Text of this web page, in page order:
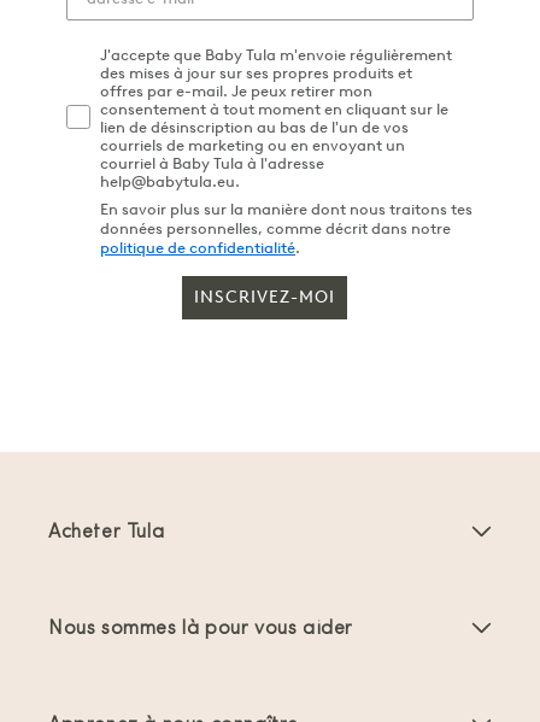
J'accepte que Baby Tula m'envoie régulièrement
des mises à jour sur ses propres produits et
offres par e-mail. Je peux retirer mon
consentement à tout moment en cliquant sur le
lien de désinscription au bas de l'un de vos
courriels de marketing ou en envoyant un
courriel à Baby Tula à l'adresse
help@babytula.eu.
En savoir plus sur la manière dont nous traitons tes
données personnelles, comme décrit dans notre
politique de confidentialité.
INSCRIVEZ-MOI
Acheter Tula
Nous sommes là pour vous aider